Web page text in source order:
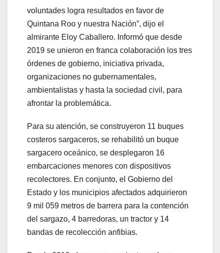
voluntades logra resultados en favor de
Quintana Roo y nuestra Nación”, dijo el
almirante Eloy Caballero. Informó que desde
2019 se unieron en franca colaboración los tres
órdenes de gobierno, iniciativa privada,
organizaciones no gubernamentales,
ambientalistas y hasta la sociedad civil, para
afrontar la problemática.
Para su atención, se construyeron 11 buques
costeros sargaceros, se rehabilitó un buque
sargacero oceánico, se desplegaron 16
embarcaciones menores con dispositivos
recolectores. En conjunto, el Gobierno del
Estado y los municipios afectados adquirieron
9 mil 059 metros de barrera para la contención
del sargazo, 4 barredoras, un tractor y 14
bandas de recolección anfibias.